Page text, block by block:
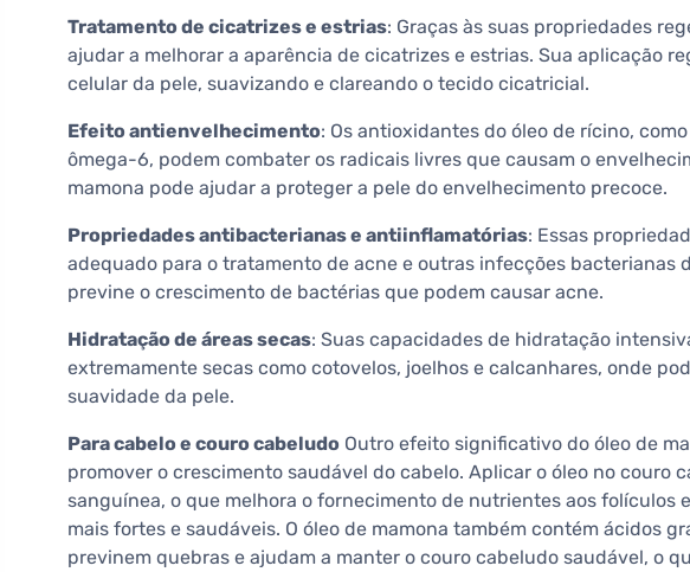
Tratamento de cicatrizes e estrias: Graças às suas propriedades
ajudar a melhorar a aparência de cicatrizes e estrias. Sua aplicação
celular da pele, suavizando e clareando o tecido cicatricial.
Efeito antienvelhecimento: Os antioxidantes do óleo de rícino,
ômega-6, podem combater os radicais livres que causam o
mamona pode ajudar a proteger a pele do envelhecimento precoce.
Propriedades antibacterianas e antiinflamatórias: Essas
adequado para o tratamento de acne e outras infecções bacterianas
previne o crescimento de bactérias que podem causar acne.
Hidratação de áreas secas: Suas capacidades de hidratação
extremamente secas como cotovelos, joelhos e calcanhares, onde
suavidade da pele.
Para cabelo e couro cabeludo Outro efeito significativo do óleo de
promover o crescimento saudável do cabelo. Aplicar o óleo no couro
sanguínea, o que melhora o fornecimento de nutrientes aos folículos
mais fortes e saudáveis. O óleo de mamona também contém ácidos
previnem quebras e ajudam a manter o couro cabeludo saudável, o